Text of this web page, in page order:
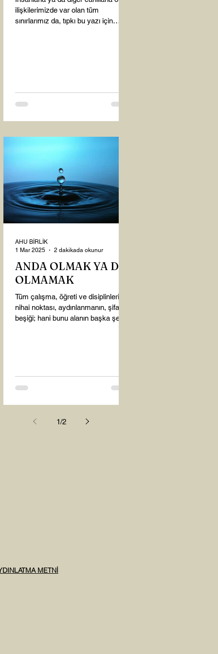
ilişkilerimizde var olan tüm
sınırlarımız da, tıpkı bu yazı için
ANDA OLMAK YA DA
OLMAMAK
Tüm çalışma, öğreti ve disiplinlerin
nihai noktası, aydınlanmanın, şifanın
beşiği; hani bunu alanın başka şey
AHU BİRLİK
1 Mar 2025
2 dakikada okunur
1/2
METNİ